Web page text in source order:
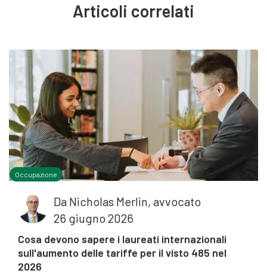
Articoli correlati
Occupazione
Da Nicholas Merlin, avvocato
26 giugno 2026
Cosa devono sapere i laureati internazionali
sull'aumento delle tariffe per il visto 485 nel
2026